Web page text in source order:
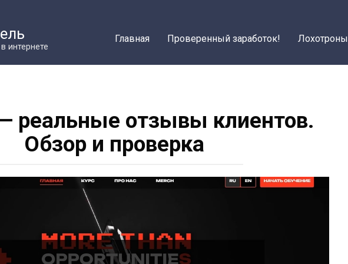
интернете
Главная Проверенный заработок! Лохотроны
реальные отзывы клиентов.
Обзор и проверка